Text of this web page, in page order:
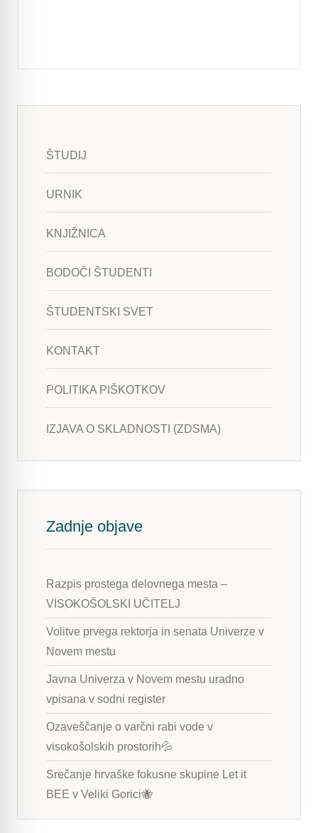
ŠTUDIJ
URNIK
KNJIŽNICA
BODOČI ŠTUDENTI
ŠTUDENTSKI SVET
KONTAKT
POLITIKA PIŠKOTKOV
IZJAVA O SKLADNOSTI (ZDSMA)
Zadnje objave
Razpis prostega delovnega mesta –
VISOKOŠOLSKI UČITELJ
Volitve prvega rektorja in senata Univerze v
Novem mestu
Javna Univerza v Novem mestu uradno
vpisana v sodni register
Ozaveščanje o varčni rabi vode v
visokošolskih prostorih💦
Srečanje hrvaške fokusne skupine Let it
BEE v Veliki Gorici🐝